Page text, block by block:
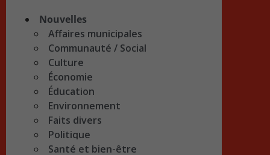
Nouvelles
Affaires municipales
Communauté / Social
Culture
Économie
Éducation
Environnement
Faits divers
Politique
Santé et bien-être